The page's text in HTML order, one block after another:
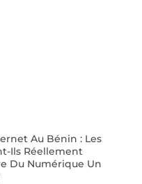
Au Bénin : Les
Ils Réellement
Du Numérique Un